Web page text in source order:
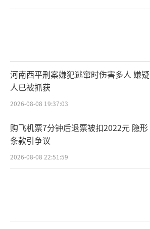
河南西平刑案嫌犯逃窜时伤害多人 嫌疑
人已被抓获
2026-08-08 19:37:03
购飞机票7分钟后退票被扣2022元 隐形
条款引争议
2026-08-08 22:51:59